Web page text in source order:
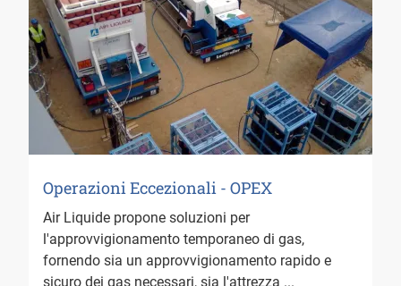
Operazioni Eccezionali - OPEX
Air Liquide propone soluzioni per
l'approvvigionamento temporaneo di gas,
fornendo sia un approvvigionamento rapido e
sicuro dei gas necessari, sia l'attrezza ...